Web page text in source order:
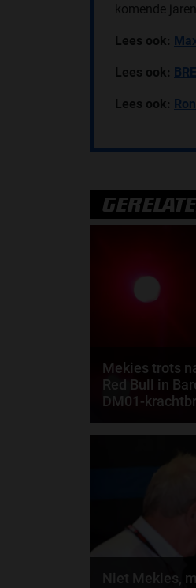
komende
Lees ook:
Lees ook:
Lees ook:
Mekies trots
Red Bull in
DM01-
Laurent Mekies
op de shakedown
Niet Mekies,